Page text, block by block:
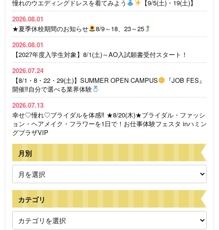
憧れのウエディングドレスを着てみよう
【9/5(土)・19(土)】
2026.08.01
★夏季休校期間のお知らせ
8/9～18、23～25
2026.08.01
【2027年度入学生対象】8/1(土)～AO入試願書受付スタート！
2026.07.24
【8/1・8・22・29(土)】SUMMER OPEN CAMPUS
『JOB FES』
開催‼自分で選べる業界体験
2026.07.13
幸せ♡憧れ♡ブライダルを体感‼ ★8/20(木)★ブライダル・ファッシ
ョン・ヘアメイク・フラワーを1日で！お仕事体験フェスタ inハミン
グプラザVIP
月別
カテゴリ